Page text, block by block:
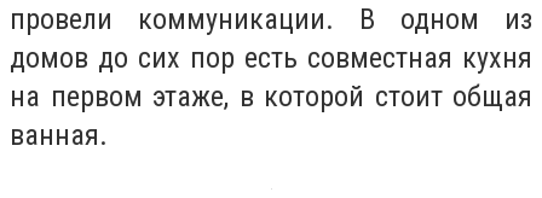
провели коммуникации. В одном из
домов до сих пор есть совместная кухня
на первом этаже, в которой стоит общая
ванная.